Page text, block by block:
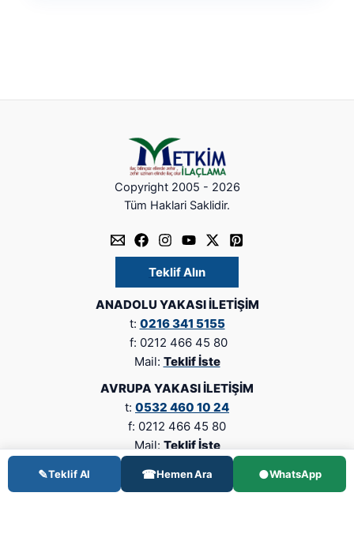
Copyright 2005 - 2026
Tüm Haklari Saklidir.
Teklif Alın
ANADOLU YAKASI İLETİŞİM
t: 0216 341 5155
f: 0212 466 45 80
Mail: Teklif İste
AVRUPA YAKASI İLETİŞİM
t: 0532 460 10 24
f: 0212 466 45 80
Mail: Teklif İste
✎Teklif Al ☎Hemen Ara ●WhatsApp